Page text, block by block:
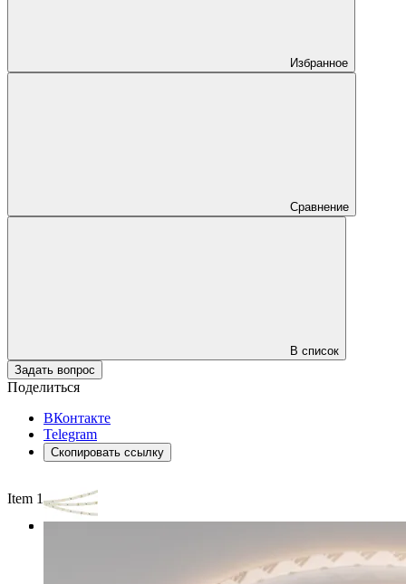
Избранное
Сравнение
В список
Задать вопрос
Поделиться
ВКонтакте
Telegram
Скопировать ссылку
Item 1 of 3